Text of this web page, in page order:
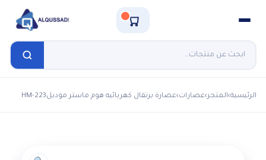
الرئيسية›المتجر›عصارات›عصارة برتقال كهربائيه هوم ماستر موديلHM-223